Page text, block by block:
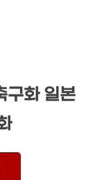
구화 일본